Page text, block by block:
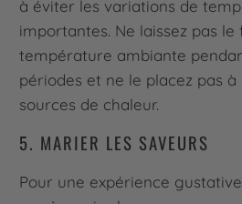
à éviter les variations de
importantes. Ne laissez pas le
température ambiante
périodes et ne le placez pas
sources de chaleur.
5. MARIER LES SAVEURS
Pour une expérience